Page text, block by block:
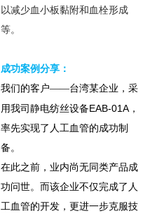
以减少血小板黏附和血栓形成
等。
成功案例分享：
我们的客户——台湾某企业，采
用我司静电纺丝设备EAB-01A ，
率先实现了人工血管的成功制
备。
在此之前，业内尚无同类产品成
功问世。而该企业不仅完成了人
工血管的开发，更进一步克服技